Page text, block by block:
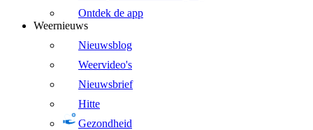
Ontdek de app
Weernieuws
Nieuwsblog
Weervideo's
Nieuwsbrief
Hitte
Gezondheid